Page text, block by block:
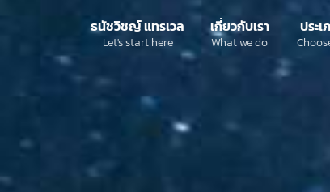
ธนัชวิชญ์ แทรเวล
Let's start here
เกี่ยวกับเรา
What we do
ประ